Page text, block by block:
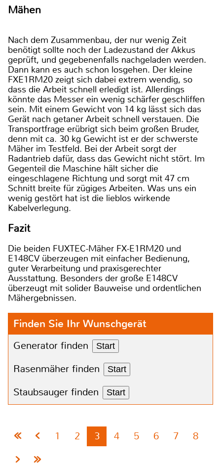
Mähen
Nach dem Zusammenbau, der nur wenig Zeit
benötigt sollte noch der Ladezustand der Akkus
geprüft, und gegebenenfalls nachgeladen werden.
Dann kann es auch schon losgehen. Der kleine
FXE1RM20 zeigt sich dabei extrem wendig, so
dass die Arbeit schnell erledigt ist. Allerdings
könnte das Messer ein wenig schärfer geschliffen
sein. Mit einem Gewicht von 14 kg lässt sich das
Gerät nach getaner Arbeit schnell verstauen. Die
Transportfrage erübrigt sich beim großen Bruder,
denn mit ca. 30 kg Gewicht ist er der schwerste
Mäher im Testfeld. Bei der Arbeit sorgt der
Radantrieb dafür, dass das Gewicht nicht stört. Im
Gegenteil die Maschine hält sicher die
eingeschlagene Richtung und sorgt mit 47 cm
Schnitt breite für zügiges Arbeiten. Was uns ein
wenig gestört hat ist die lieblos wirkende
Kabelverlegung.
Fazit
Die beiden FUXTEC-Mäher FX-E1RM20 und
E148CV überzeugen mit einfacher Bedienung,
guter Verarbeitung und praxisgerechter
Ausstattung. Besonders der große E148CV
überzeugt mit solider Bauweise und ordentlichen
Mähergebnissen.
Finden Sie Ihr Wunschgerät
Generator finden Start
Rasenmäher finden Start
Staubsauger finden Start
1 2 3 4 5 6 7 8